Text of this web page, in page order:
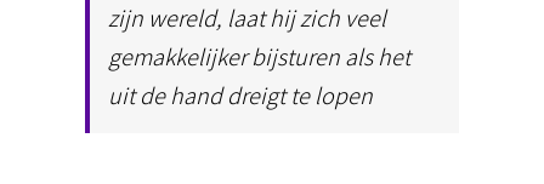
zijn wereld, laat hij zich veel
gemakkelijker bijsturen als het
uit de hand dreigt te lopen